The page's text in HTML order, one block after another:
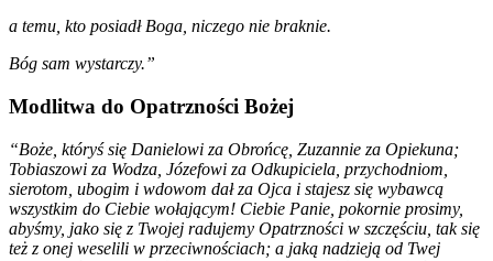
a temu, kto posiadł Boga, niczego nie braknie.
Bóg sam wystarczy.”
Modlitwa do Opatrzności Bożej
“Boże, któryś się Danielowi za Obrońcę, Zuzannie za Opiekuna;
Tobiaszowi za Wodza, Józefowi za Odkupiciela, przychodniom,
sierotom, ubogim i wdowom dał za Ojca i stajesz się wybawcą
wszystkim do Ciebie wołającym! Ciebie Panie, pokornie prosimy,
abyśmy, jako się z Twojej radujemy Opatrzności w szczęściu, tak się
też z onej weselili w przeciwnościach; a jaką nadzieją od Twej